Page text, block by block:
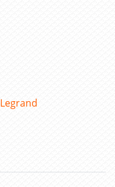
Legrand